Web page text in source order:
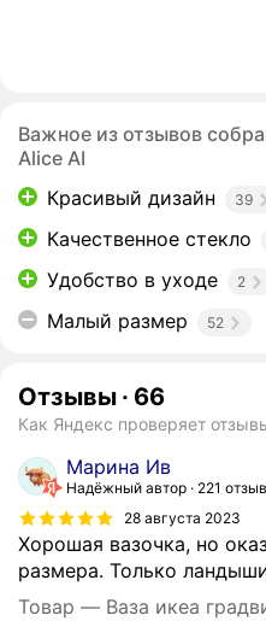
Важное из отзывов
Alice AI
Красивый дизайн
39
Качественное стекло
Удобство в уходе 2
Малый размер 52
Отзывы · 66
Как Яндекс проверяет
Марина Ив
Надёжный автор
221 отзыв
28 августа 2023
Хорошая вазочка, но
размера. Только
Товар — Ваза икеа